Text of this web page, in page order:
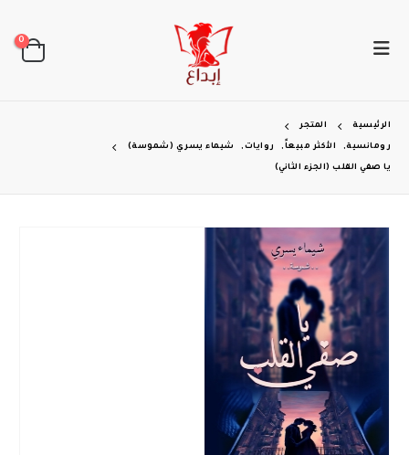
0
الرئيسية المتجر
رومانسية, الأكثر مبيعاً , روايات , شيماء يسري (شموسة)
يا صفي القلب (الجزء الثاني)